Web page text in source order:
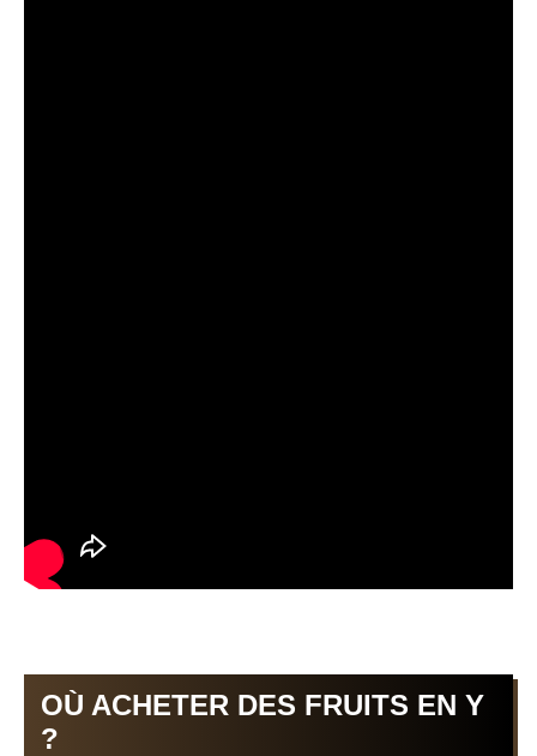
OÙ ACHETER DES FRUITS EN Y
?